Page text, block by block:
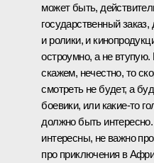
может быть,
государственный
и ролики, и
остроумно, а не втупую.
скажем, нечестно, то
смотреть не будет, а
боевики, или какие‑то
должно быть
интересны, не важно
про приключения в